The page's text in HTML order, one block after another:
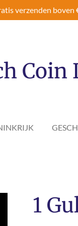
verzenden boven
Coin
1